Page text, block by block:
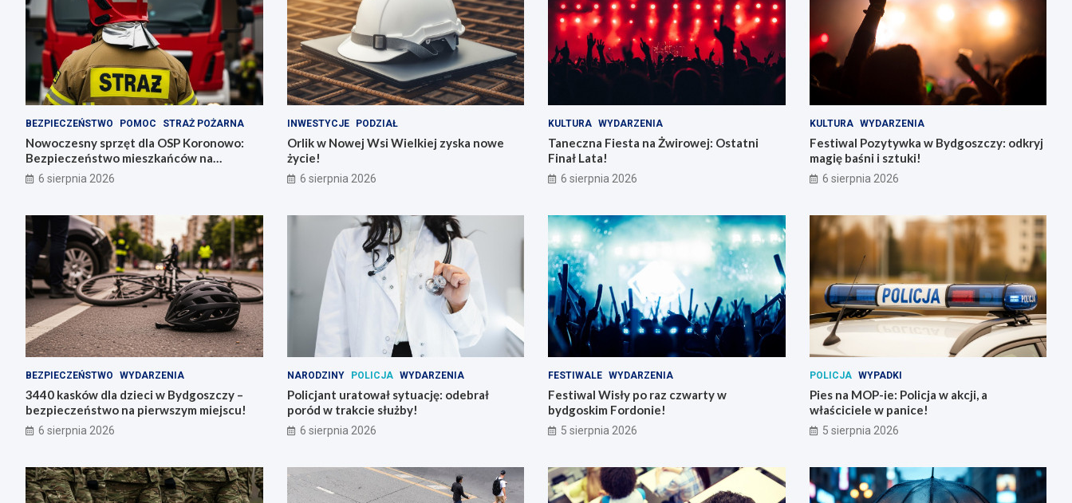
BEZPIECZEŃSTWO POMOC STRAŻ POŻARNA
Nowoczesny sprzęt dla OSP Koronowo:
Bezpieczeństwo mieszkańców na
pierwszym miejscu!
6 sierpnia 2026
INWESTYCJE PODZIAŁ
Orlik w Nowej Wsi Wielkiej zyska nowe
życie!
6 sierpnia 2026
KULTURA WYDARZENIA
Taneczna Fiesta na Żwirowej: Ostatni
Finał Lata!
6 sierpnia 2026
KULTURA WYDARZENIA
Festiwal Pozytywka w Bydgoszczy: odkryj
magię baśni i sztuki!
6 sierpnia 2026
BEZPIECZEŃSTWO WYDARZENIA
3440 kasków dla dzieci w Bydgoszczy –
bezpieczeństwo na pierwszym miejscu!
6 sierpnia 2026
NARODZINY POLICJA WYDARZENIA
Policjant uratował sytuację: odebrał
poród w trakcie służby!
6 sierpnia 2026
FESTIWALE WYDARZENIA
Festiwal Wisły po raz czwarty w
bydgoskim Fordonie!
5 sierpnia 2026
POLICJA WYPADKI
Pies na MOP-ie: Policja w akcji, a
właściciele w panice!
5 sierpnia 2026